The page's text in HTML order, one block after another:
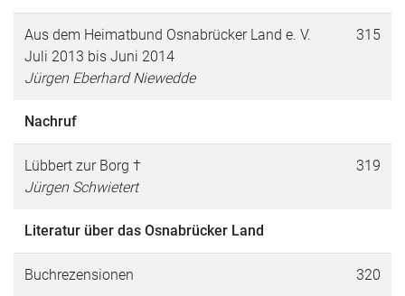
Aus dem Heimatbund Osnabrücker Land e. V.
Juli 2013 bis Juni 2014
Jürgen Eberhard Niewedde
315
Nachruf
Lübbert zur Borg †
Jürgen Schwietert
319
Literatur über das Osnabrücker Land
Buchrezensionen 320